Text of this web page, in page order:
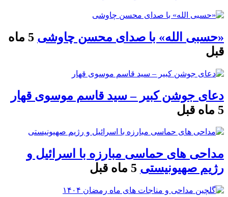
«حسبی الله» با صدای محسن چاوشی
5 ماه
قبل
دعای جوشن کبیر – سید قاسم موسوی قهار
5 ماه قبل
مداحی های حماسی مبارزه با اسرائیل و
رژیم صهیونیستی 5 ماه قبل